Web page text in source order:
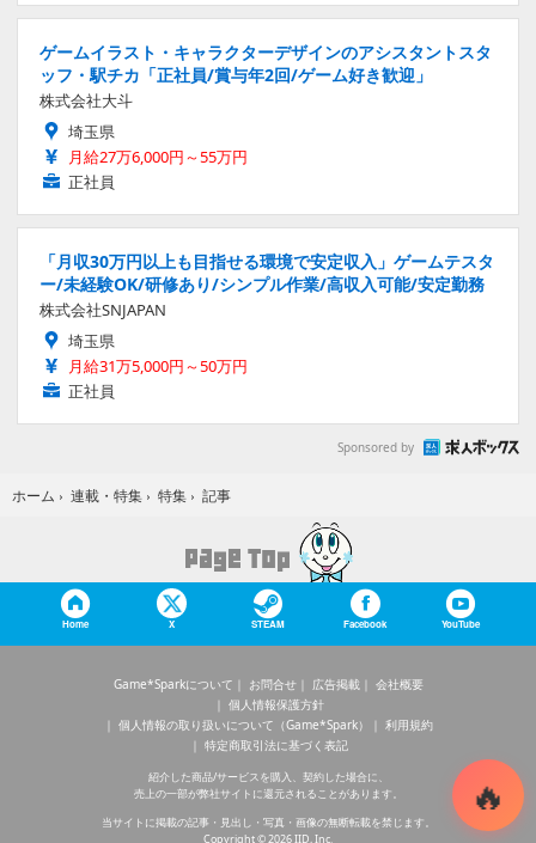
ゲームイラスト・キャラクターデザインのアシスタントスタ
ッフ・駅チカ「正社員/賞与年2回/ゲーム好き歓迎」
株式会社大斗
埼玉県
月給27万6,000円～55万円
正社員
「月収30万円以上も目指せる環境で安定収入」ゲームテスタ
ー/未経験OK/研修あり/シンプル作業/高収入可能/安定勤務
株式会社SNJAPAN
埼玉県
月給31万5,000円～50万円
正社員
Sponsored by
ホーム › 連載・特集 › 特集 › 記事
Home X STEAM Facebook YouTube
Game*Sparkについて お問合せ 広告掲載
会社概要
個人情報保護方針
個人情報の取り扱いについて（Game*Spark）
利用規約
特定商取引法に基づく表記
紹介した商品/サービスを購入、契約した場合に、
売上の一部が弊社サイトに還元されることがあります。
当サイトに掲載の記事・見出し・写真・画像の無断転載を禁じます。
Copyright © 2026 IID, Inc.